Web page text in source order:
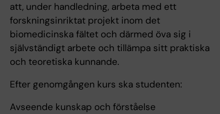
att, under handledning, arbeta med ett
forskningsinriktat projekt inom det
biomedicinska fältet och därmed öva sig i
självständigt arbete och tillämpa sitt praktiska
och teoretiska kunnande.
Efter genomgången kurs ska studenten:
Avseende kunskap och förståelse